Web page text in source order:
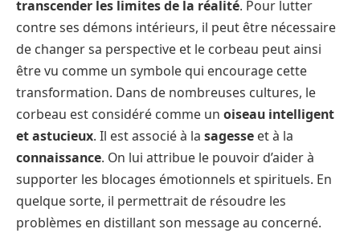
transcender les limites de la réalité. Pour lutter
contre ses démons intérieurs, il peut être nécessaire
de changer sa perspective et le corbeau peut ainsi
être vu comme un symbole qui encourage cette
transformation. Dans de nombreuses cultures, le
corbeau est considéré comme un oiseau intelligent
et astucieux. Il est associé à la sagesse et à la
connaissance. On lui attribue le pouvoir d’aider à
supporter les blocages émotionnels et spirituels. En
quelque sorte, il permettrait de résoudre les
problèmes en distillant son message au concerné.